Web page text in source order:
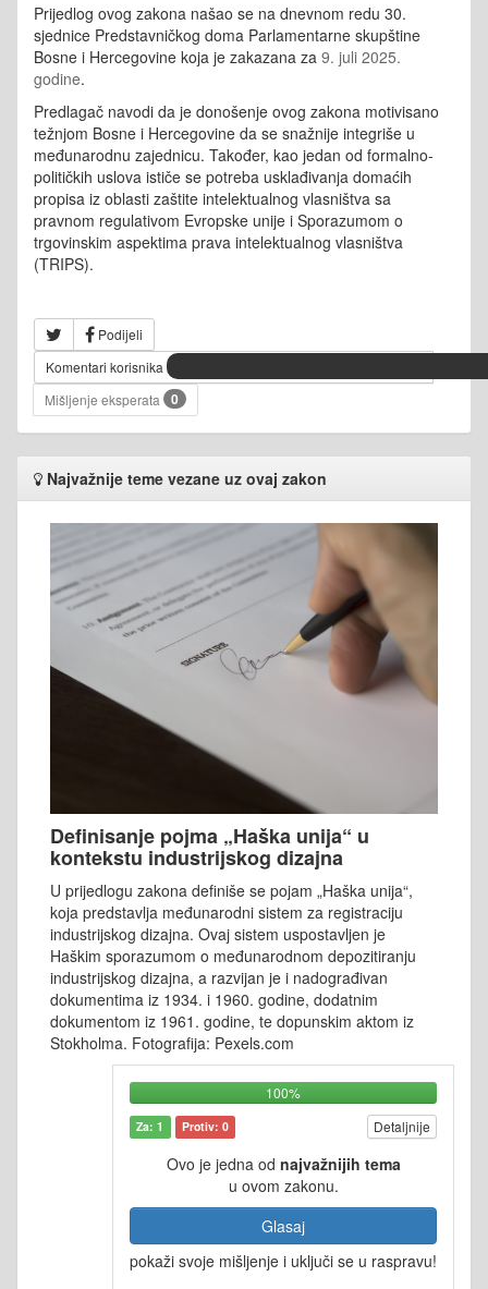
Prijedlog ovog zakona našao se na dnevnom redu 30.
sjednice Predstavničkog doma Parlamentarne skupštine
Bosne i Hercegovine koja je zakazana za 9. juli 2025.
godine.
Predlagač navodi da je donošenje ovog zakona motivisano
težnjom Bosne i Hercegovine da se snažnije integriše u
međunarodnu zajednicu. Također, kao jedan od formalno-
političkih uslova ističe se potreba usklađivanja domaćih
propisa iz oblasti zaštite intelektualnog vlasništva sa
pravnom regulativom Evropske unije i Sporazumom o
trgovinskim aspektima prava intelektualnog vlasništva
(TRIPS).
Podijeli
Komentari korisnika
Mišljenje eksperata
0
Najvažnije teme vezane uz ovaj zakon
Definisanje pojma „Haška unija“ u
kontekstu industrijskog dizajna
U prijedlogu zakona definiše se pojam „Haška unija“,
koja predstavlja međunarodni sistem za registraciju
industrijskog dizajna. Ovaj sistem uspostavljen je
Haškim sporazumom o međunarodnom depozitiranju
industrijskog dizajna, a razvijan je i nadograđivan
dokumentima iz 1934. i 1960. godine, dodatnim
dokumentom iz 1961. godine, te dopunskim aktom iz
Stokholma. Fotografija: Pexels.com
100%
Za: 1 Protiv: 0 Detaljnije
Ovo je jedna od najvažnijih tema
u ovom zakonu.
Glasaj
pokaži svoje mišljenje i uključi se u raspravu!